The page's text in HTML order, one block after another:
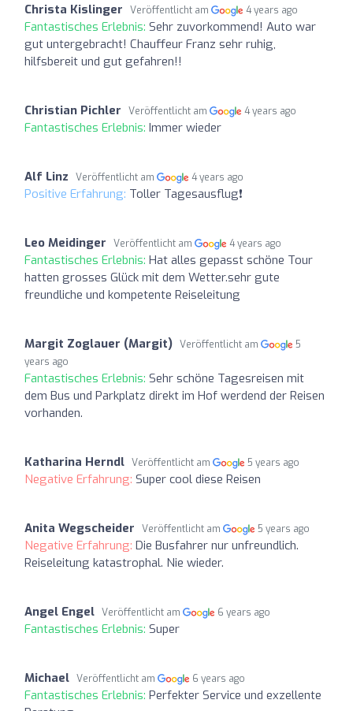
Christa Kislinger Veröffentlicht am 4 years ago
Fantastisches Erlebnis: Sehr zuvorkommend! Auto war
gut untergebracht! Chauffeur Franz sehr ruhig,
hilfsbereit und gut gefahren!!
Christian Pichler Veröffentlicht am 4 years ago
Fantastisches Erlebnis: Immer wieder
Alf Linz Veröffentlicht am 4 years ago
Positive Erfahrung: Toller Tagesausflug❗️
Leo Meidinger Veröffentlicht am 4 years ago
Fantastisches Erlebnis: Hat alles gepasst schöne Tour
hatten grosses Glück mit dem Wetter.sehr gute
freundliche und kompetente Reiseleitung
Margit Zoglauer (Margit) Veröffentlicht am
5
years ago
Fantastisches Erlebnis: Sehr schöne Tagesreisen mit
dem Bus und Parkplatz direkt im Hof werdend der Reisen
vorhanden.
Katharina Herndl Veröffentlicht am 5 years ago
Negative Erfahrung: Super cool diese Reisen
Anita Wegscheider Veröffentlicht am 5 years ago
Negative Erfahrung: Die Busfahrer nur unfreundlich.
Reiseleitung katastrophal. Nie wieder.
Angel Engel Veröffentlicht am 6 years ago
Fantastisches Erlebnis: Super
Michael Veröffentlicht am 6 years ago
Fantastisches Erlebnis: Perfekter Service und exzellente